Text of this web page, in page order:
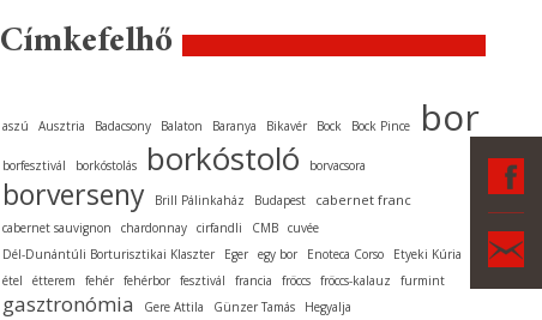
Címkefelhő
aszú Ausztria Badacsony Balaton Baranya Bikavér Bock Bock Pince bor
borfesztivál borkóstolás borkóstoló borvacsora
borverseny Brill Pálinkaház Budapest cabernet franc
cabernet sauvignon chardonnay cirfandli CMB cuvée
Dél-Dunántúli Borturisztikai Klaszter
Eger egy bor Enoteca Corso
Etyeki Kúria
étel
étterem fehér fehérbor fesztivál francia fröccs fröccs-kalauz furmint
gasztronómia Gere Attila Günzer Tamás
Hegyalja